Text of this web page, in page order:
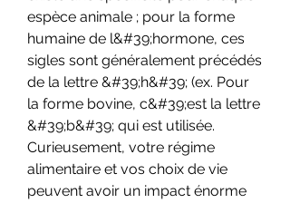
espèce animale ; pour la forme
humaine de l&#39;hormone, ces
sigles sont généralement précédés
de la lettre &#39;h&#39; (ex. Pour
la forme bovine, c&#39;est la lettre
&#39;b&#39; qui est utilisée.
Curieusement, votre régime
alimentaire et vos choix de vie
peuvent avoir un impact énorme